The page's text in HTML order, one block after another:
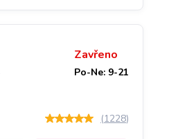
Zavřeno
Po-Ne: 9-21
(1228)